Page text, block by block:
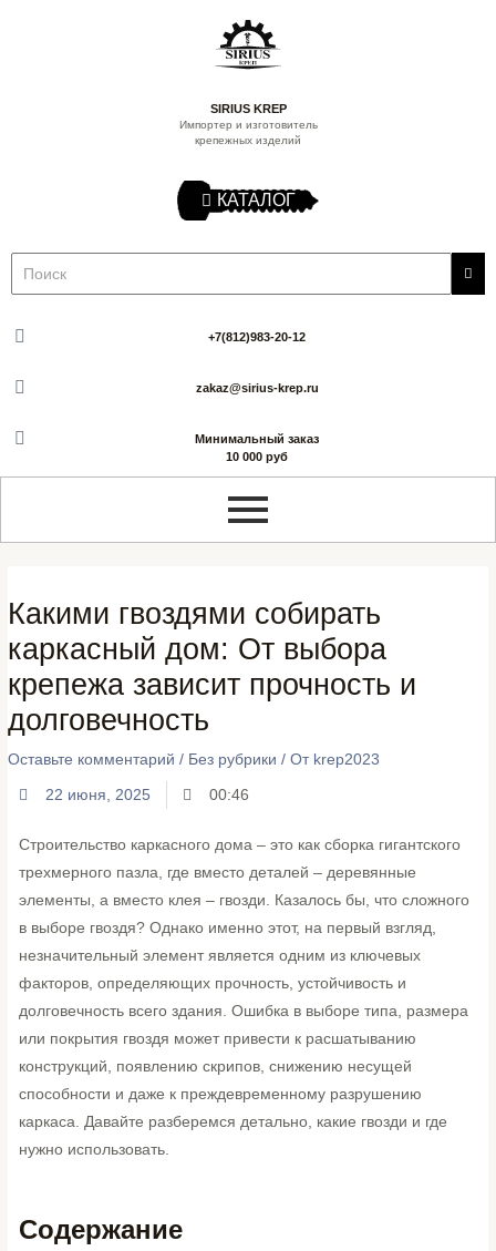
SIRIUS KREP
Импортер и изготовитель
крепежных изделий
КАТАЛОГ
+7(812)983-20-12
zakaz@sirius-krep.ru
Минимальный заказ
10 000 руб
Какими гвоздями собирать
каркасный дом: От выбора
крепежа зависит прочность и
долговечность
Оставьте комментарий / Без рубрики / От krep2023
22 июня, 2025 00:46
Строительство каркасного дома – это как сборка гигантского
трехмерного пазла, где вместо деталей – деревянные
элементы, а вместо клея – гвозди. Казалось бы, что сложного
в выборе гвоздя? Однако именно этот, на первый взгляд,
незначительный элемент является одним из ключевых
факторов, определяющих прочность, устойчивость и
долговечность всего здания. Ошибка в выборе типа, размера
или покрытия гвоздя может привести к расшатыванию
конструкций, появлению скрипов, снижению несущей
способности и даже к преждевременному разрушению
каркаса. Давайте разберемся детально, какие гвозди и где
нужно использовать.
Содержание